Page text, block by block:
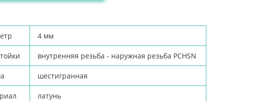
4 мм
внутренняя резьба - наружная резьба PCHSN
шестигранная
латунь